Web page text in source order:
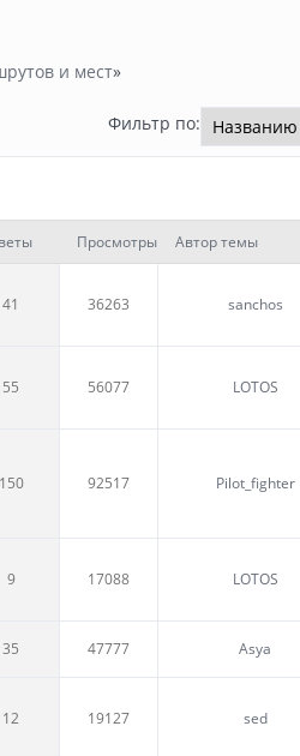
и мест»
Фильтр по:
Просмотры Автор темы
41 36263 sanchos
55 56077 LOTOS
150 92517 Pilot_fighter
9 17088 LOTOS
35 47777 Asya
12 19127 sed